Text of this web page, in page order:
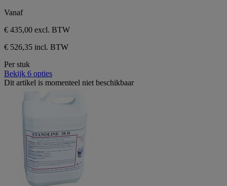
Vanaf
€ 435,00 excl. BTW
€ 526,35 incl. BTW
Per stuk
Bekijk 6 opties
Dit artikel is momenteel niet beschikbaar